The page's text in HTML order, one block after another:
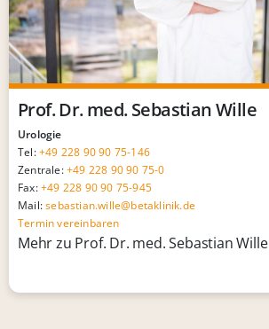
Prof. Dr. med. Sebastian Wille
Urologie
Tel:+49 228 90 90 75-146
Zentrale:+49 228 90 90 75-0
Fax:+49 228 90 90 75-945
Mail:sebastian.wille@betaklinik.de
Termin vereinbaren
Mehr zu Prof. Dr. med. Sebastian Wille